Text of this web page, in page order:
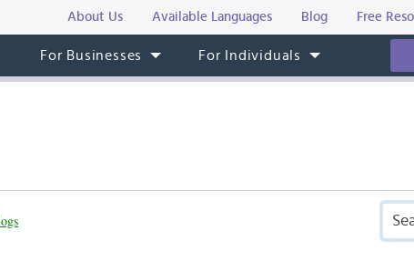
About Us Available Languages Blog Free
For Businesses For Individuals